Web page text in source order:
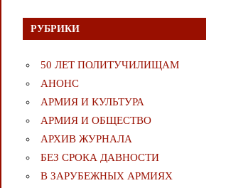
РУБРИКИ
50 ЛЕТ ПОЛИТУЧИЛИЩАМ
АНОНС
АРМИЯ И КУЛЬТУРА
АРМИЯ И ОБЩЕСТВО
АРХИВ ЖУРНАЛА
БЕЗ СРОКА ДАВНОСТИ
В ЗАРУБЕЖНЫХ АРМИЯХ